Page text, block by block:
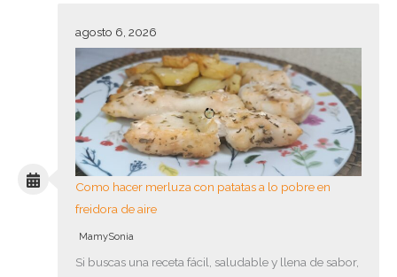
agosto 6, 2026
Como hacer merluza con patatas a lo pobre en
freidora de aire
MamySonia
Si buscas una receta fácil, saludable y llena de sabor,